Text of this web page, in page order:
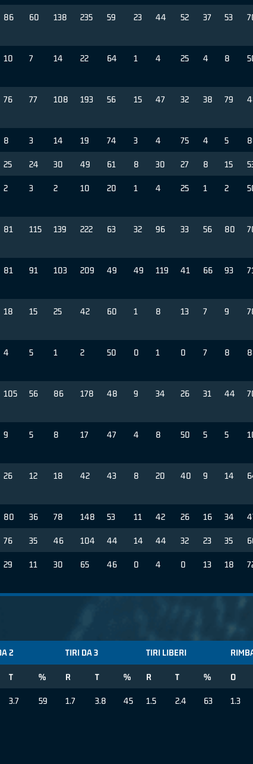
86 60 138 235 59 23 44 52 37 53
10 7 14 22 64 1 4 25 4 8
76 77 108 193 56 15 47 32 38 79
8 3 14 19 74 3 4 75 4 5
25 24 30 49 61 8 30 27 8 15
2 3 2 10 20 1 4 25 1 2
81 115 139 222 63 32 96 33 56 80
81 91 103 209 49 49 119 41 66 93
18 15 25 42 60 1 8 13 7 9
4 5 1 2 50 0 1 0 7 8
105 56 86 178 48 9 34 26 31 44
9 5 8 17 47 4 8 50 5 5
26 12 18 42 43 8 20 40 9 14
80 36 78 148 53 11 42 26 16 34
76 35 46 104 44 14 44 32 23 35
29 11 30 65 46 0 4 0 13 18
2 TIRI DA 3 TIRI LIBERI
T % R T % R T % O
3.7 59 1.7 3.8 45 1.5 2.4 63 1.3